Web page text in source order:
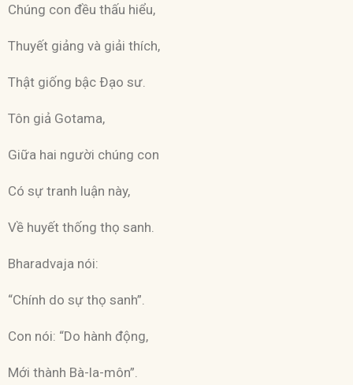
Chúng con đều thấu hiểu,
Thuyết giảng và giải thích,
Thật giống bậc Ðạo sư.
Tôn giả Gotama,
Giữa hai người chúng con
Có sự tranh luận này,
Về huyết thống thọ sanh.
Bharadvaja nói:
“Chính do sự thọ sanh”.
Con nói: “Do hành động,
Mới thành Bà-la-môn”.